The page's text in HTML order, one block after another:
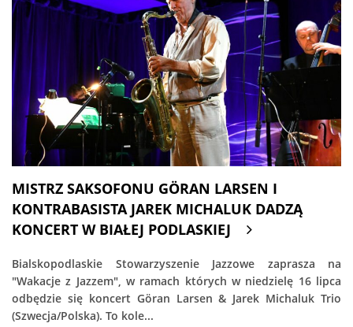
MISTRZ SAKSOFONU GÖRAN LARSEN I
KONTRABASISTA JAREK MICHALUK DADZĄ
KONCERT W BIAŁEJ PODLASKIEJ
Bialskopodlaskie Stowarzyszenie Jazzowe zaprasza na
"Wakacje z Jazzem", w ramach których w niedzielę 16 lipca
odbędzie się koncert Göran Larsen & Jarek Michaluk Trio
(Szwecja/Polska). To kole...